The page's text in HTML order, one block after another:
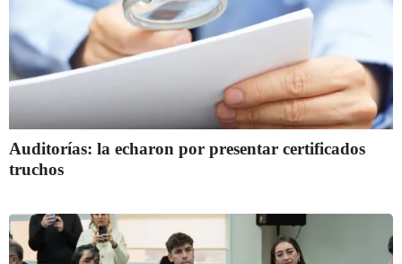
Auditorías: la echaron por presentar certificados
truchos